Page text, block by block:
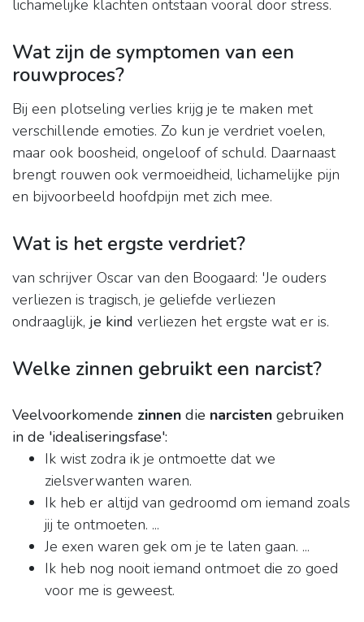
lichamelijke klachten ontstaan vooral door stress.
Wat zijn de symptomen van een
rouwproces?
Bij een plotseling verlies krijg je te maken met
verschillende emoties. Zo kun je verdriet voelen,
maar ook boosheid, ongeloof of schuld. Daarnaast
brengt rouwen ook vermoeidheid, lichamelijke pijn
en bijvoorbeeld hoofdpijn met zich mee.
Wat is het ergste verdriet?
van schrijver Oscar van den Boogaard: 'Je ouders
verliezen is tragisch, je geliefde verliezen
ondraaglijk, je kind verliezen het ergste wat er is.
Welke zinnen gebruikt een narcist?
Veelvoorkomende zinnen die narcisten gebruiken
in de 'idealiseringsfase':
Ik wist zodra ik je ontmoette dat we
zielsverwanten waren.
Ik heb er altijd van gedroomd om iemand zoals
jij te ontmoeten. ...
Je exen waren gek om je te laten gaan. ...
Ik heb nog nooit iemand ontmoet die zo goed
voor me is geweest.